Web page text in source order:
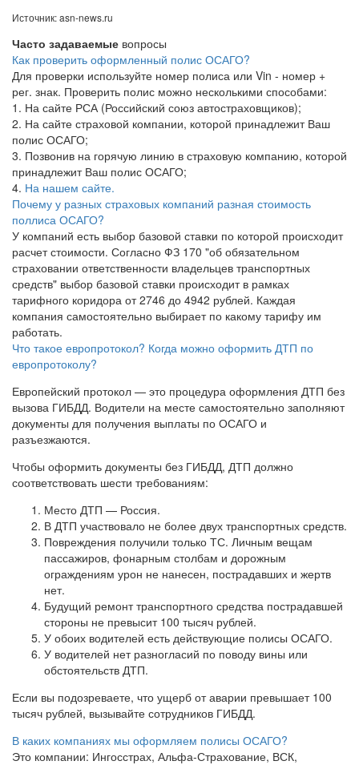
Источник: asn-news.ru
Часто задаваемые вопросы
Как проверить оформленный полис ОСАГО?
Для проверки используйте номер полиса или Vin - номер +
рег. знак. Проверить полис можно несколькими способами:
1. На сайте РСА (Российский союз автостраховщиков);
2. На сайте страховой компании, которой принадлежит Ваш
полис ОСАГО;
3. Позвонив на горячую линию в страховую компанию, которой
принадлежит Ваш полис ОСАГО;
4. На нашем сайте.
Почему у разных страховых компаний разная стоимость
поллиса ОСАГО?
У компаний есть выбор базовой ставки по которой происходит
расчет стоимости. Согласно ФЗ 170 "об обязательном
страховании ответственности владельцев транспортных
средств" выбор базовой ставки происходит в рамках
тарифного коридора от 2746 до 4942 рублей. Каждая
компания самостоятельно выбирает по какому тарифу им
работать.
Что такое европротокол? Когда можно оформить ДТП по
европротоколу?
Европейский протокол — это процедура оформления ДТП без
вызова ГИБДД. Водители на месте самостоятельно заполняют
документы для получения выплаты по ОСАГО и
разъезжаются.
Чтобы оформить документы без ГИБДД, ДТП должно
соответствовать шести требованиям:
Место ДТП — Россия.
В ДТП участвовало не более двух транспортных средств.
Повреждения получили только ТС. Личным вещам
пассажиров, фонарным столбам и дорожным
ограждениям урон не нанесен, пострадавших и жертв
нет.
Будущий ремонт транспортного средства пострадавшей
стороны не превысит 100 тысяч рублей.
У обоих водителей есть действующие полисы ОСАГО.
У водителей нет разногласий по поводу вины или
обстоятельств ДТП.
Если вы подозреваете, что ущерб от аварии превышает 100
тысяч рублей, вызывайте сотрудников ГИБДД.
В каких компаниях мы оформляем полисы ОСАГО?
Это компании: Ингосстрах, Альфа-Страхование, ВСК,